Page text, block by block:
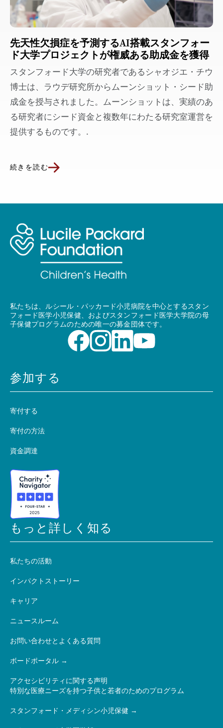
先天性欠損症を予測するAI搭載スタンフォー
ド大学プロジェクトが権威ある助成金を獲得
スタンフォード大学の研究者であるシャオジエ・チウ
博士は、ラウデ研究所からムーンショット・シード助
成金を授与されました。ムーンショットは、実績のあ
る研究者にシード資金と複数年にわたる研究室運営を
提供するものです。.
続きを読む
私たちは、ルシール・パッカード小児病院を中心とするスタン
フォード医学小児保健、およびスタンフォード医学大学院の母
子保健プログラムのための唯一の募金団体です。
参加する
寄付する
寄付の方法
資金調達
もっと詳しく知る
私たちの活動
インパクトストーリー
キャリア
ニュースルーム
お問い合わせとよくある質問
ボードポータル
アクセシビリティに関する声明
特別な医療ニーズを持つ子供と若者のためのプログラム
スタンフォード・メディシン小児保健